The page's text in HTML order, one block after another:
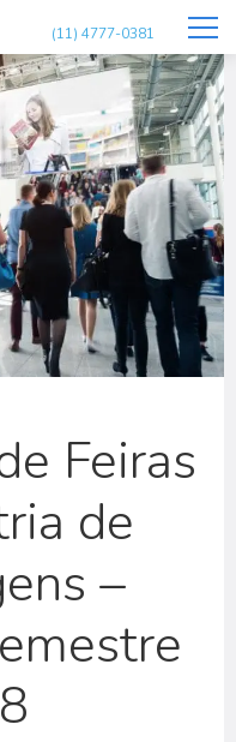
(11) 4777-0381
Feiras
de
–